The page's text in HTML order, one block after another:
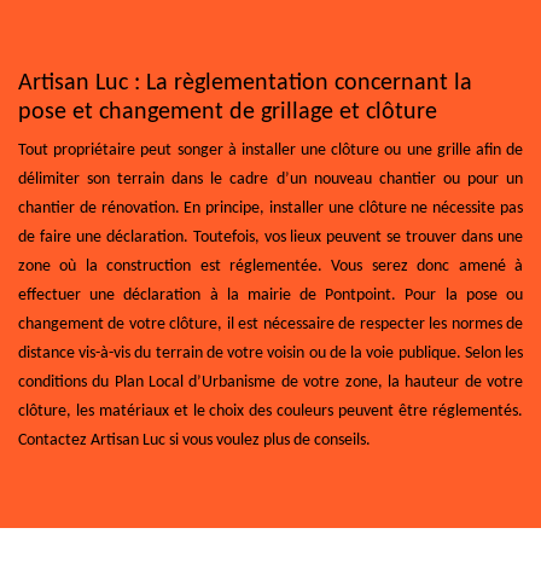
Artisan Luc : La règlementation concernant la
pose et changement de grillage et clôture
Tout propriétaire peut songer à installer une clôture ou une grille afin de
délimiter son terrain dans le cadre d’un nouveau chantier ou pour un
chantier de rénovation. En principe, installer une clôture ne nécessite pas
de faire une déclaration. Toutefois, vos lieux peuvent se trouver dans une
zone où la construction est réglementée. Vous serez donc amené à
effectuer une déclaration à la mairie de Pontpoint. Pour la pose ou
changement de votre clôture, il est nécessaire de respecter les normes de
distance vis-à-vis du terrain de votre voisin ou de la voie publique. Selon les
conditions du Plan Local d’Urbanisme de votre zone, la hauteur de votre
clôture, les matériaux et le choix des couleurs peuvent être réglementés.
Contactez Artisan Luc si vous voulez plus de conseils.